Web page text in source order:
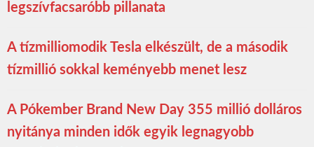
legszívfacsaróbb pillanata
A tízmilliomodik Tesla elkészült, de a második
tízmillió sokkal keményebb menet lesz
A Pókember Brand New Day 355 millió dolláros
nyitánya minden idők egyik legnagyobb